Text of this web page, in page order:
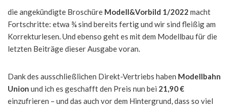
die angekündigte Broschüre Modell&Vorbild 1/2022 macht
Fortschritte: etwa ¾ sind bereits fertig und wir sind fleißig am
Korrekturlesen. Und ebenso geht es mit dem Modellbau für die
letzten Beiträge dieser Ausgabe voran.
Dank des ausschließlichen Direkt-Vertriebs haben Modellbahn
Union und ich es geschafft den Preis nun bei 21,90 €
einzufrieren – und das auch vor dem Hintergrund, dass so viel